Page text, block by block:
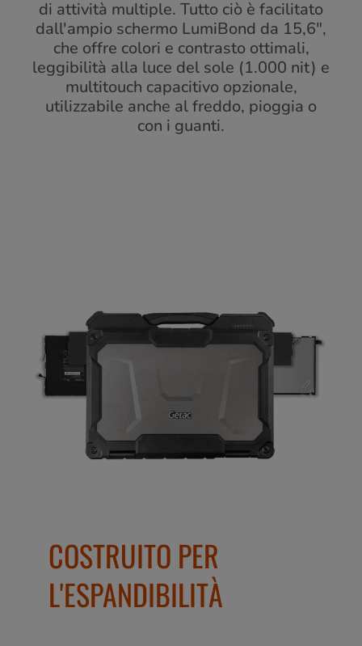
di attività multiple. Tutto ciò è facilitato
dall'ampio schermo LumiBond da 15,6",
che offre colori e contrasto ottimali,
leggibilità alla luce del sole (1.000 nit) e
multitouch capacitivo opzionale,
utilizzabile anche al freddo, pioggia o
con i guanti.
COSTRUITO PER
L'ESPANDIBILITÀ